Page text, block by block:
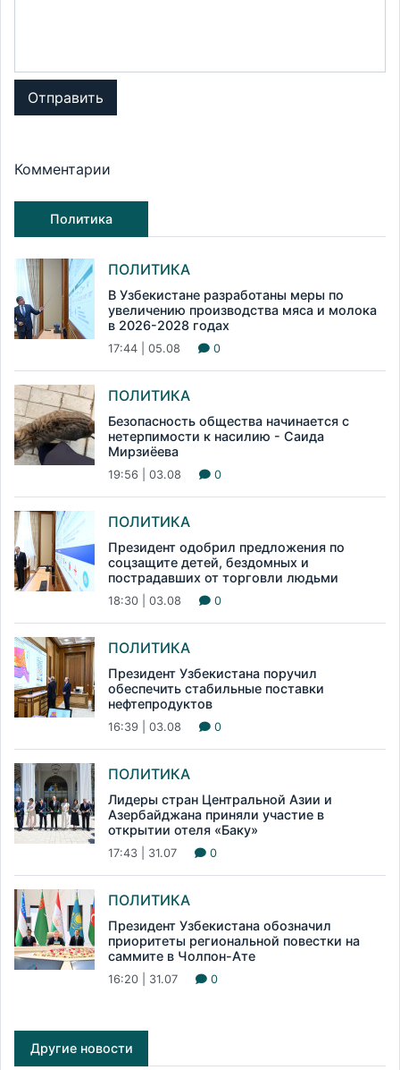
Отправить
Комментарии
Политика
ПОЛИТИКА
В Узбекистане разработаны меры по
увеличению производства мяса и молока
в 2026-2028 годах
17:44 | 05.08 0
ПОЛИТИКА
Безопасность общества начинается с
нетерпимости к насилию - Саида
Мирзиёева
19:56 | 03.08 0
ПОЛИТИКА
Президент одобрил предложения по
соцзащите детей, бездомных и
пострадавших от торговли людьми
18:30 | 03.08 0
ПОЛИТИКА
Президент Узбекистана поручил
обеспечить стабильные поставки
нефтепродуктов
16:39 | 03.08 0
ПОЛИТИКА
Лидеры стран Центральной Азии и
Азербайджана приняли участие в
открытии отеля «Баку»
17:43 | 31.07 0
ПОЛИТИКА
Президент Узбекистана обозначил
приоритеты региональной повестки на
саммите в Чолпон-Ате
16:20 | 31.07 0
Другие новости